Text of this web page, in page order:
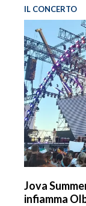
IL CONCERTO
Jova
infiamma